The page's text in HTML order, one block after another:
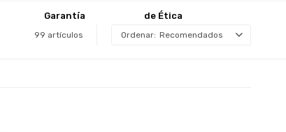
Garantía de Ética
99 artículos Recomendados